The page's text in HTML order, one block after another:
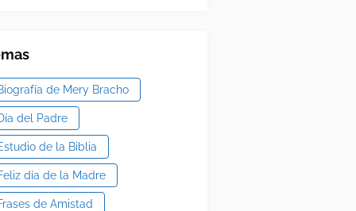
de Mery Bracho
del Padre
de la Biblia
día de la Madre
de Amistad